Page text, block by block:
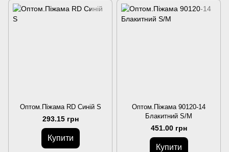
Оптом.Піжама RD Синій S
293.15 грн
Купити
Оптом.Піжама 90120-14
Блакитний S/M
451.00 грн
Купити